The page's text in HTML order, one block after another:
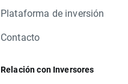
Plataforma de inversión
Contacto
Relación con Inversores